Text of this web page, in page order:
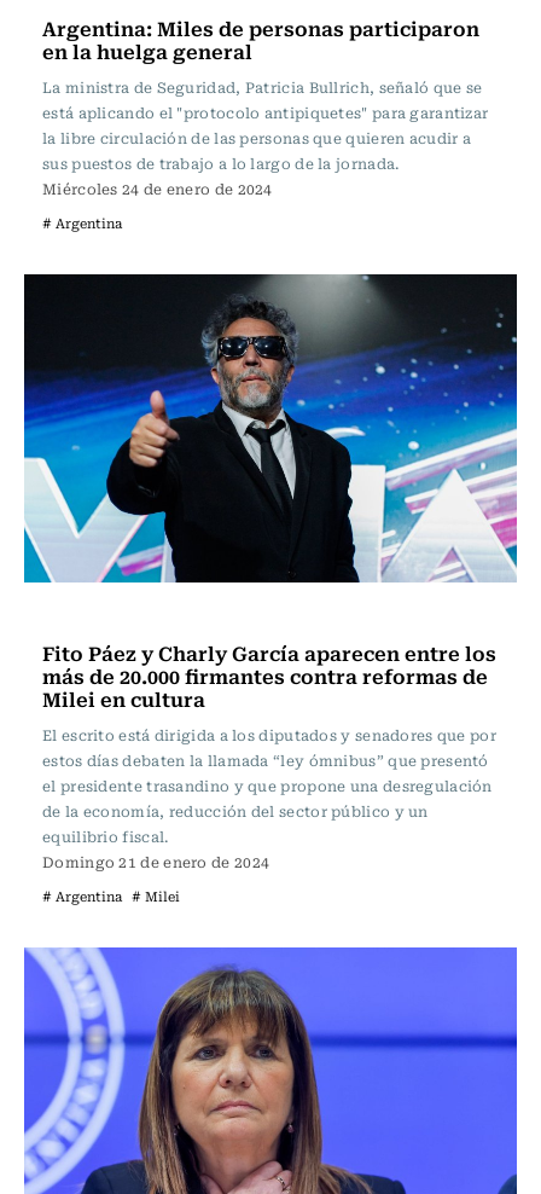
Argentina: Miles de personas participaron
en la huelga general
La ministra de Seguridad, Patricia Bullrich, señaló que se
está aplicando el "protocolo antipiquetes" para garantizar
la libre circulación de las personas que quieren acudir a
sus puestos de trabajo a lo largo de la jornada.
Miércoles 24 de enero de 2024
# Argentina
Fito Páez y Charly García aparecen entre los
más de 20.000 firmantes contra reformas de
Milei en cultura
El escrito está dirigida a los diputados y senadores que por
estos días debaten la llamada “ley ómnibus” que presentó
el presidente trasandino y que propone una desregulación
de la economía, reducción del sector público y un
equilibrio fiscal.
Domingo 21 de enero de 2024
# Argentina # Milei